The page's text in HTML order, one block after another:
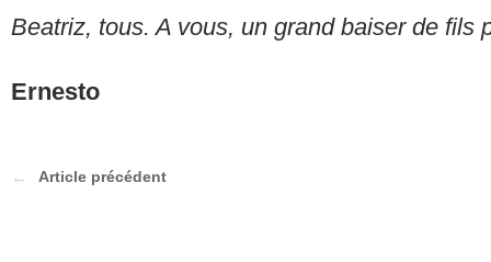
Beatriz, tous. A vous, un grand baiser de fils
Ernesto
Article précédent